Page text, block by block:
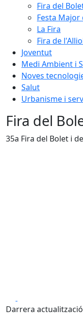
Fira del
Festa Major
La Fira
Fira de
Joventut
Medi Ambient i
Noves
Salut
Urbanisme i
Fira del
35a Fira del Bolet i
Darrera